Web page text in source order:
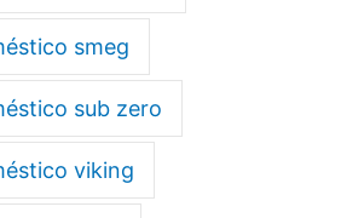
smeg
sub zero
viking